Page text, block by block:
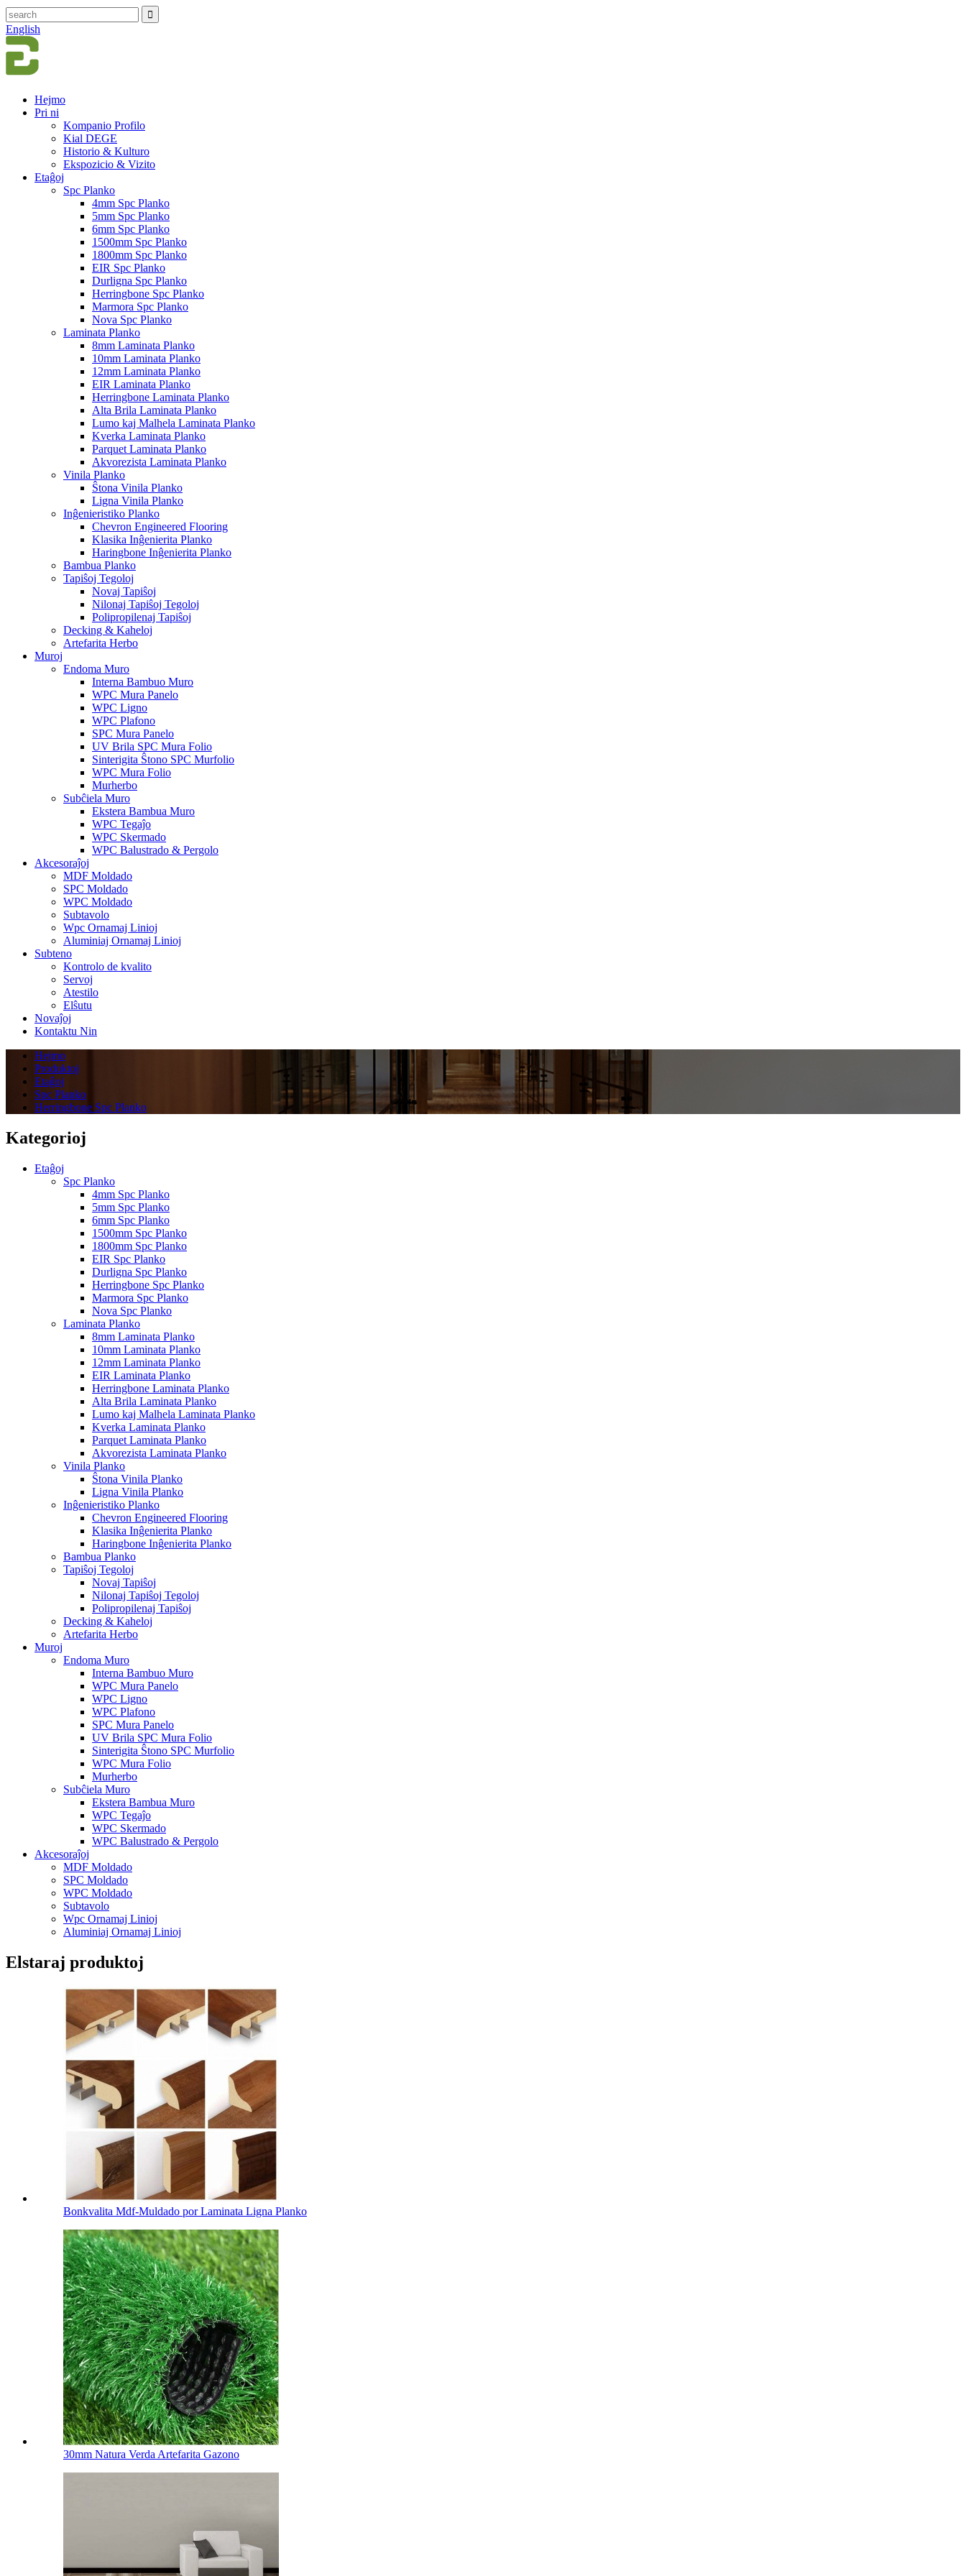
English
Hejmo
Pri ni
Kompanio Profilo
Kial DEGE
Historio & Kulturo
Ekspozicio & Vizito
Etaĝoj
Spc Planko
4mm Spc Planko
5mm Spc Planko
6mm Spc Planko
1500mm Spc Planko
1800mm Spc Planko
EIR Spc Planko
Durligna Spc Planko
Herringbone Spc Planko
Marmora Spc Planko
Nova Spc Planko
Laminata Planko
8mm Laminata Planko
10mm Laminata Planko
12mm Laminata Planko
EIR Laminata Planko
Herringbone Laminata Planko
Alta Brila Laminata Planko
Lumo kaj Malhela Laminata Planko
Kverka Laminata Planko
Parquet Laminata Planko
Akvorezista Laminata Planko
Vinila Planko
Ŝtona Vinila Planko
Ligna Vinila Planko
Inĝenieristiko Planko
Chevron Engineered Flooring
Klasika Inĝenierita Planko
Haringbone Inĝenierita Planko
Bambua Planko
Tapiŝoj Tegoloj
Novaj Tapiŝoj
Nilonaj Tapiŝoj Tegoloj
Polipropilenaj Tapiŝoj
Decking & Kaheloj
Artefarita Herbo
Muroj
Endoma Muro
Interna Bambuo Muro
WPC Mura Panelo
WPC Ligno
WPC Plafono
SPC Mura Panelo
UV Brila SPC Mura Folio
Sinterigita Ŝtono SPC Murfolio
WPC Mura Folio
Murherbo
Subĉiela Muro
Ekstera Bambua Muro
WPC Tegaĵo
WPC Skermado
WPC Balustrado & Pergolo
Akcesoraĵoj
MDF Moldado
SPC Moldado
WPC Moldado
Subtavolo
Wpc Ornamaj Linioj
Aluminiaj Ornamaj Linioj
Subteno
Kontrolo de kvalito
Servoj
Atestilo
Elŝutu
Novaĵoj
Kontaktu Nin
Hejmo
Produktoj
Etaĝoj
Spc Planko
Herringbone Spc Planko
Kategorioj
Etaĝoj
Spc Planko
4mm Spc Planko
5mm Spc Planko
6mm Spc Planko
1500mm Spc Planko
1800mm Spc Planko
EIR Spc Planko
Durligna Spc Planko
Herringbone Spc Planko
Marmora Spc Planko
Nova Spc Planko
Laminata Planko
8mm Laminata Planko
10mm Laminata Planko
12mm Laminata Planko
EIR Laminata Planko
Herringbone Laminata Planko
Alta Brila Laminata Planko
Lumo kaj Malhela Laminata Planko
Kverka Laminata Planko
Parquet Laminata Planko
Akvorezista Laminata Planko
Vinila Planko
Ŝtona Vinila Planko
Ligna Vinila Planko
Inĝenieristiko Planko
Chevron Engineered Flooring
Klasika Inĝenierita Planko
Haringbone Inĝenierita Planko
Bambua Planko
Tapiŝoj Tegoloj
Novaj Tapiŝoj
Nilonaj Tapiŝoj Tegoloj
Polipropilenaj Tapiŝoj
Decking & Kaheloj
Artefarita Herbo
Muroj
Endoma Muro
Interna Bambuo Muro
WPC Mura Panelo
WPC Ligno
WPC Plafono
SPC Mura Panelo
UV Brila SPC Mura Folio
Sinterigita Ŝtono SPC Murfolio
WPC Mura Folio
Murherbo
Subĉiela Muro
Ekstera Bambua Muro
WPC Tegaĵo
WPC Skermado
WPC Balustrado & Pergolo
Akcesoraĵoj
MDF Moldado
SPC Moldado
WPC Moldado
Subtavolo
Wpc Ornamaj Linioj
Aluminiaj Ornamaj Linioj
Elstaraj produktoj
Bonkvalita Mdf-Muldado por Laminata Ligna Planko
30mm Natura Verda Artefarita Gazono